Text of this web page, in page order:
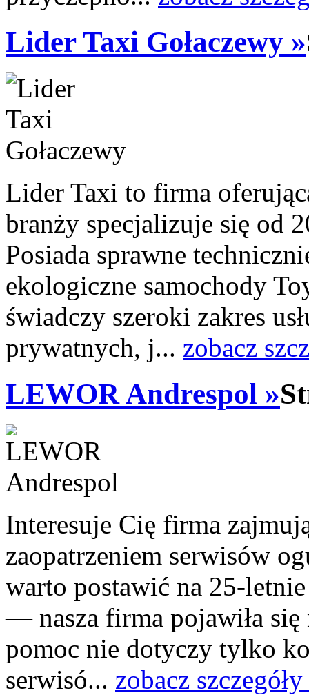
Lider Taxi Gołaczewy »
Lider Taxi to firma
branży specjalizuje się od
Posiada sprawne
ekologiczne samochody
świadczy szeroki zakres
prywatnych, j... zobacz
LEWOR Andrespol »
Interesuje Cię firma
zaopatrzeniem serwisów
warto postawić na 25-
— nasza firma pojawiła
pomoc nie dotyczy tylko
serwisó... zobacz